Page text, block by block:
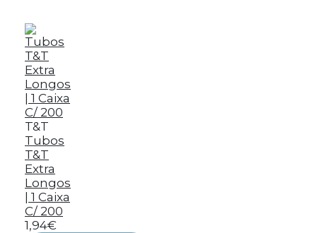
T&T
Tubos
T&T
Extra
Longos
| 1 Caixa
C/ 200
1,94€